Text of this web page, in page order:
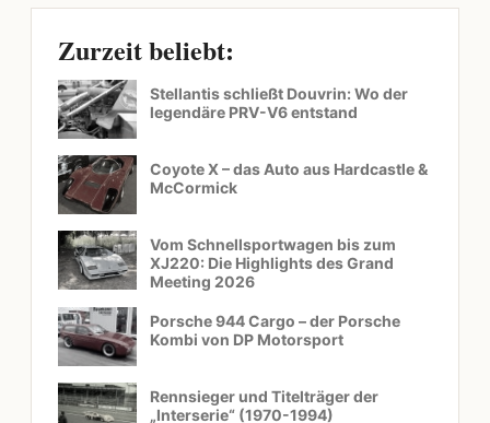
Zurzeit beliebt:
Stellantis schließt Douvrin: Wo der
legendäre PRV-V6 entstand
Coyote X – das Auto aus Hardcastle &
McCormick
Vom Schnellsportwagen bis zum
XJ220: Die Highlights des Grand
Meeting 2026
Porsche 944 Cargo – der Porsche
Kombi von DP Motorsport
Rennsieger und Titelträger der
„Interserie“ (1970-1994)